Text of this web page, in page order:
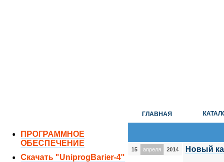
ПРОГРАММНОЕ
ОБЕСПЕЧЕНИЕ
Скачать "UniprogBarier-4"
ГЛАВНАЯ
15 апреля 2014 Новый